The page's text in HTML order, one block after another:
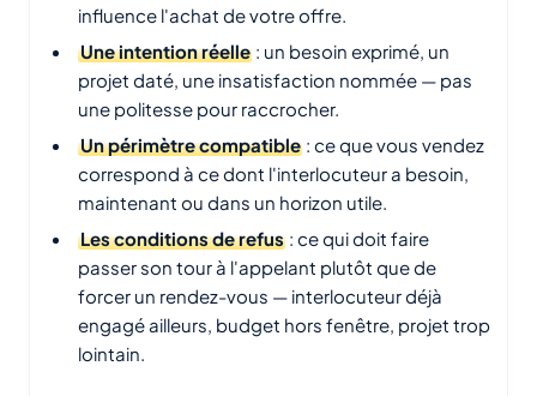
influence l'achat de votre offre.
Une intention réelle : un besoin exprimé, un
projet daté, une insatisfaction nommée — pas
une politesse pour raccrocher.
Un périmètre compatible : ce que vous vendez
correspond à ce dont l'interlocuteur a besoin,
maintenant ou dans un horizon utile.
Les conditions de refus : ce qui doit faire
passer son tour à l'appelant plutôt que de
forcer un rendez-vous — interlocuteur déjà
engagé ailleurs, budget hors fenêtre, projet trop
lointain.